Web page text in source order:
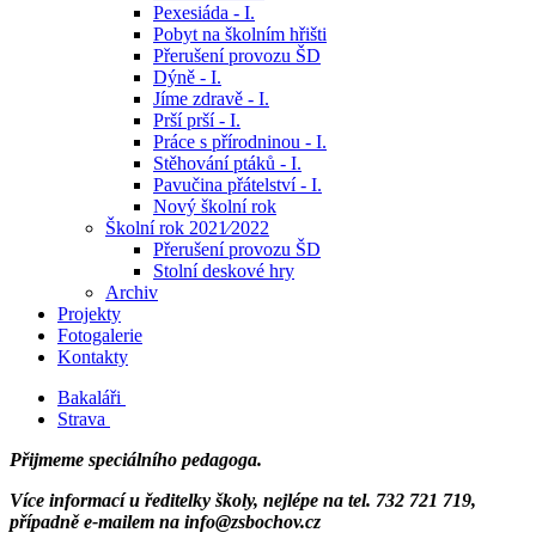
Pexesiáda - I.
Pobyt na školním hřišti
Přerušení provozu ŠD
Dýně - I.
Jíme zdravě - I.
Prší prší - I.
Práce s přírodninou - I.
Stěhování ptáků - I.
Pavučina přátelství - I.
Nový školní rok
Školní rok 2021⁄2022
Přerušení provozu ŠD
Stolní deskové hry
Archiv
Projekty
Fotogalerie
Kontakty
Bakaláři
Strava
Přijmeme speciálního pedagoga.
Více informací u ředitelky školy, nejlépe na tel. 732 721 719,
případně e-mailem na info@zsbochov.cz